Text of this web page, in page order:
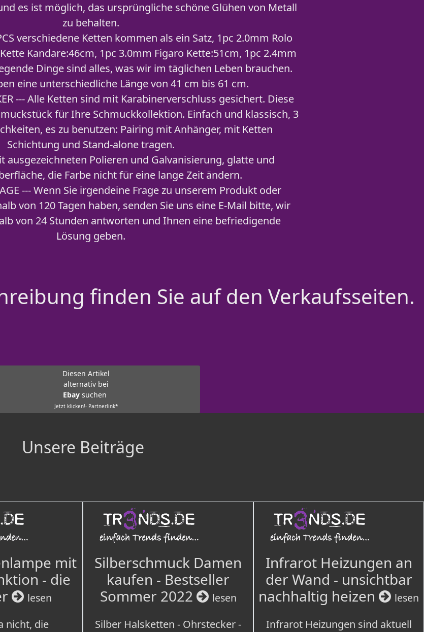
es ist möglich, das ursprüngliche schöne Glühen von Metall
zu behalten.
verschiedene Ketten kommen als ein Satz, 1pc 2.0mm Rolo
Kandare:46cm, 1pc 3.0mm Figaro Kette:51cm, 1pc 2.4mm
Dinge sind alles, was wir im täglichen Leben brauchen.
eine unterschiedliche Länge von 41 cm bis 61 cm.
--- Alle Ketten sind mit Karabinerverschluss gesichert. Diese
für Ihre Schmuckkollektion. Einfach und klassisch, 3
es zu benutzen: Pairing mit Anhänger, mit Ketten
Schichtung und Stand-alone tragen.
ausgezeichneten Polieren und Galvanisierung, glatte und
die Farbe nicht für eine lange Zeit ändern.
--- Wenn Sie irgendeine Frage zu unserem Produkt oder
von 120 Tagen haben, senden Sie uns eine E-Mail bitte, wir
von 24 Stunden antworten und Ihnen eine befriedigende
Lösung geben.
finden Sie auf den Verkaufsseiten.
Diesen Artikel
alternativ bei
Ebay suchen
Jetzt klicken!- Partnerlink*
Unsere Beiträge
mit
- die
lesen
nicht, die
Silberschmuck Damen
kaufen - Bestseller
Sommer 2022
lesen
Silber Halsketten - Ohrstecker -
Infrarot Heizungen an
der Wand - unsichtbar
nachhaltig heizen
lesen
Infrarot Heizungen sind aktuell